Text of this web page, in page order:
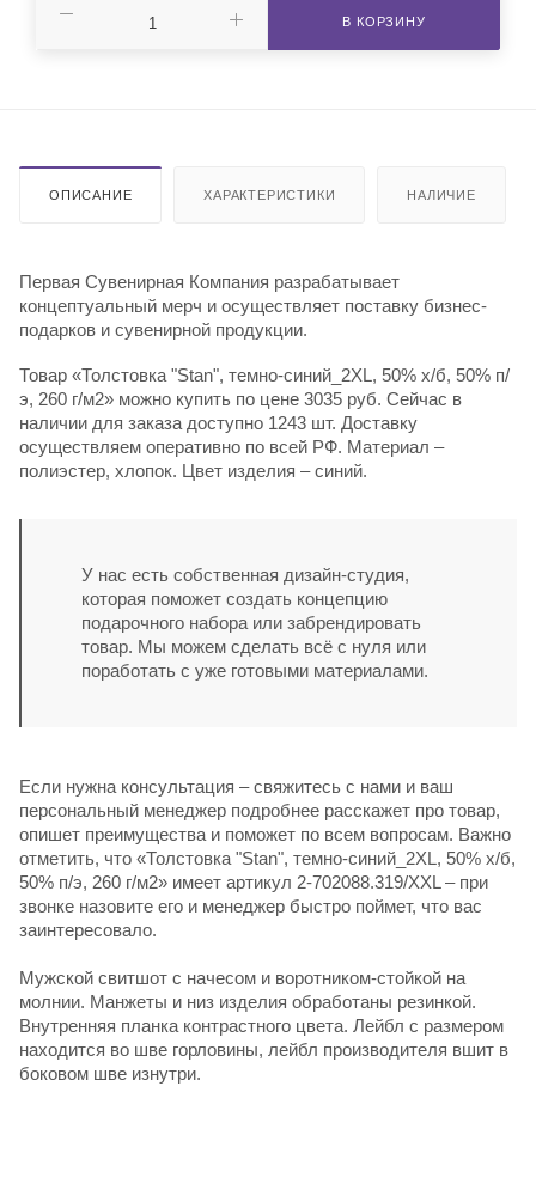
В КОРЗИНУ
ОПИСАНИЕ ХАРАКТЕРИСТИКИ НАЛИЧИЕ
Первая Сувенирная Компания разрабатывает
концептуальный мерч и осуществляет поставку бизнес-
подарков и сувенирной продукции.
Товар «Толстовка "Stan", темно-синий_2XL, 50% х/б, 50% п/
э, 260 г/м2» можно купить по цене 3035 руб. Сейчас в
наличии для заказа доступно 1243 шт. Доставку
осуществляем оперативно по всей РФ. Материал –
полиэстер, хлопок. Цвет изделия – синий.
У нас есть собственная дизайн-студия,
которая поможет создать концепцию
подарочного набора или забрендировать
товар. Мы можем сделать всё с нуля или
поработать с уже готовыми материалами.
Если нужна консультация – свяжитесь с нами и ваш
персональный менеджер подробнее расскажет про товар,
опишет преимущества и поможет по всем вопросам. Важно
отметить, что «Толстовка "Stan", темно-синий_2XL, 50% х/б,
50% п/э, 260 г/м2» имеет артикул 2-702088.319/XXL – при
звонке назовите его и менеджер быстро поймет, что вас
заинтересовало.
Мужской свитшот с начесом и воротником-стойкой на
молнии. Манжеты и низ изделия обработаны резинкой.
Внутренняя планка контрастного цвета. Лейбл с размером
находится во шве горловины, лейбл производителя вшит в
боковом шве изнутри.